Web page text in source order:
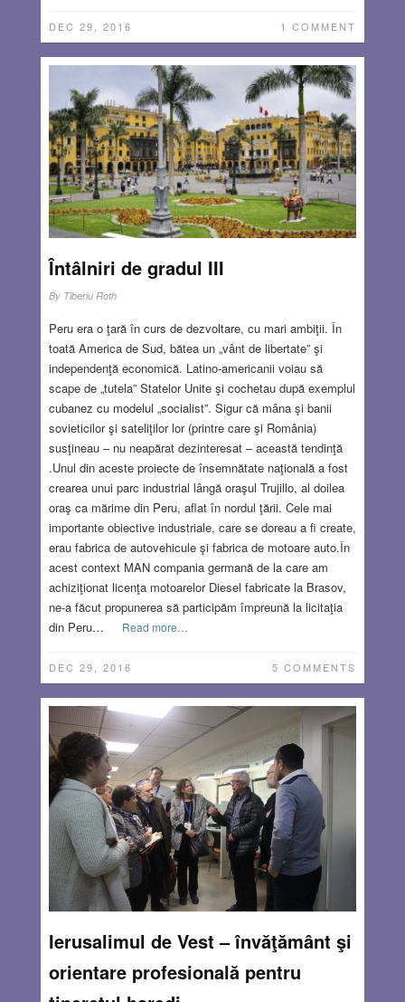
DEC 29, 2016 1 COMMENT
Întâlniri de gradul III
By Tiberiu Roth
Peru era o ţară în curs de dezvoltare, cu mari ambiţii. În
toată America de Sud, bătea un „vânt de libertate” şi
independenţă economică. Latino-americanii voiau să
scape de „tutela” Statelor Unite şi cochetau după exemplul
cubanez cu modelul „socialist”. Sigur că mâna şi banii
sovieticilor şi sateliţilor lor (printre care şi România)
susţineau – nu neapărat dezinteresat – această tendinţă
.Unul din aceste proiecte de însemnătate naţională a fost
crearea unui parc industrial lângă oraşul Trujillo, al doilea
oraş ca mărime din Peru, aflat în nordul ţării. Cele mai
importante obiective industriale, care se doreau a fi create,
erau fabrica de autovehicule şi fabrica de motoare auto.În
acest context MAN compania germană de la care am
achiziţionat licenţa motoarelor Diesel fabricate la Brasov,
ne-a făcut propunerea să participăm împreună la licitaţia
din Peru…
Read more…
DEC 29, 2016 5 COMMENTS
Ierusalimul de Vest – învăţământ şi
orientare profesională pentru